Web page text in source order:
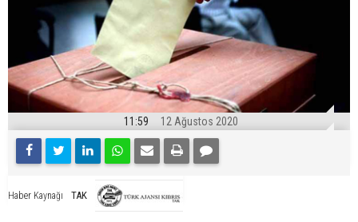
11:59 12 Ağustos 2020
Haber Kaynağı TAK